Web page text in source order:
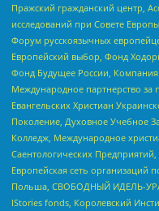
Пражский гражданский центр,
исследований при Совете
Форум русскоязычных
Европейский выбор, Фонд
Фонд Будущее России,
Международное партнерство за
Евангельских Христиан
Поколение, Духовное Учебное
Колледж, Международное
Саентологических
Европейская сеть организаций
Польша, СВОБОДНЫЙ ИДЕЛЬ-
IStories fonds, Королевский